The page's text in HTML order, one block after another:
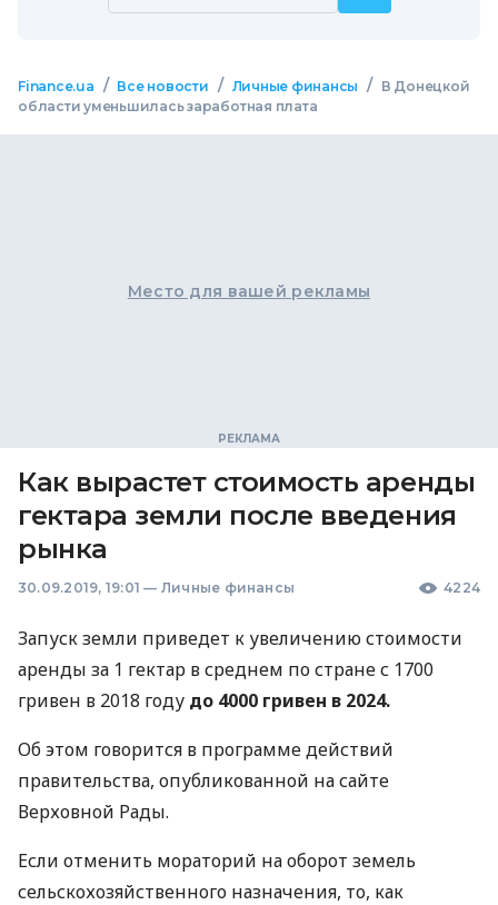
Finance.ua / Все новости / Личные финансы /
В Донецкой
области уменьшилась заработная плата
Место для вашей рекламы
Как вырастет стоимость аренды
гектара земли после введения
рынка
30.09.2019, 19:01 — Личные финансы 4224
Запуск земли приведет к увеличению стоимости
аренды за 1 гектар в среднем по стране с 1700
гривен в 2018 году до 4000 гривен в 2024.
Об этом говорится в программе действий
правительства, опубликованной на сайте
Верховной Рады.
Если отменить мораторий на оборот земель
сельскохозяйственного назначения, то, как